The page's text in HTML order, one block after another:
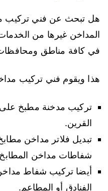
هل تبحث عن فني تركيب
المداخن غيرها من
في كافة مناطق
هذا ويقوم فني تركيب
تركيب مدخنة مطبخ
القرين.
تبديل فلاتر مداخن
شفاطات مداخن
أيضا تركيب شفاط مداخن
الفنادق أو المطاعم.